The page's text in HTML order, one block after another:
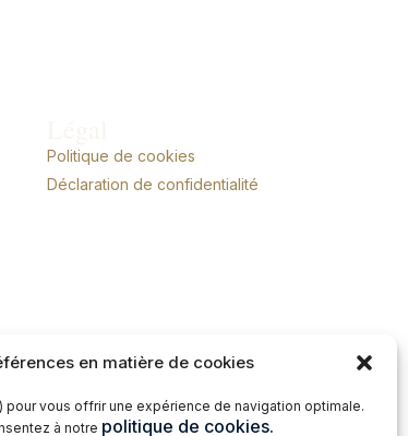
en matière de cookies
vous offrir une expérience de navigation optimale.
à notre politique de cookies.
Politique de cookies
Déclaration de confidentialité